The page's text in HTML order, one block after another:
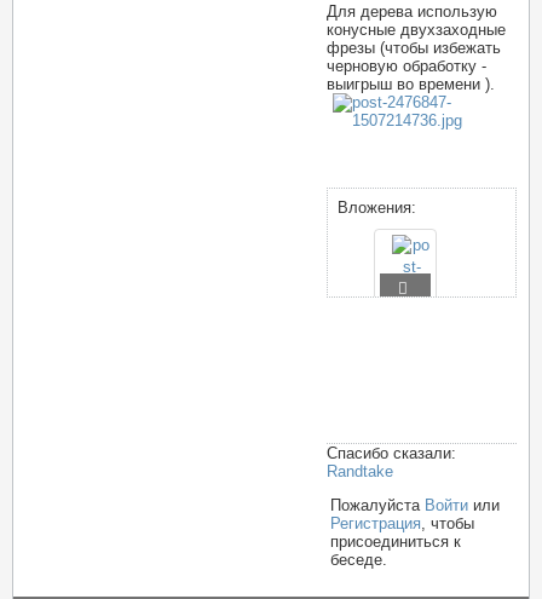
Для дерева использую
конусные двухзаходные
фрезы (чтобы избежать
черновую обработку -
выигрыш во времени ).
Вложения:
Спасибо сказали:
Randtake
Пожалуйста Войти или
Регистрация , чтобы
присоединиться к
беседе.